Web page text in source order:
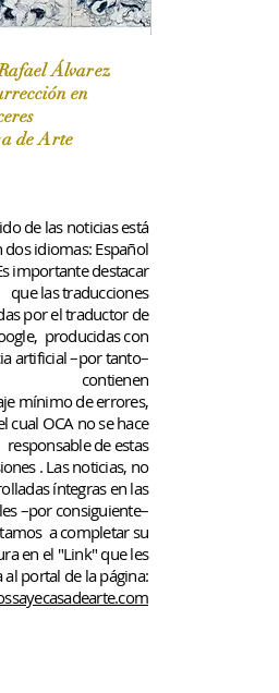
de las noticias está
dos idiomas: Español
importante destacar
que las traducciones
por el traductor de
producidas con
artificial –por tanto–
contienen
mínimode errores,
cual OCA no se hace
responsable de estas
. Las noticias, no
íntegras en las
–por consiguiente–
a completar su
en el "Link" que les
portal de la página:
/ Marzo-Abril / 2024
Álvarez
en
de Arte